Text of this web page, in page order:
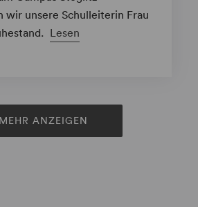
wir unsere Schulleiterin Frau
Lesen
MEHR ANZEIGEN